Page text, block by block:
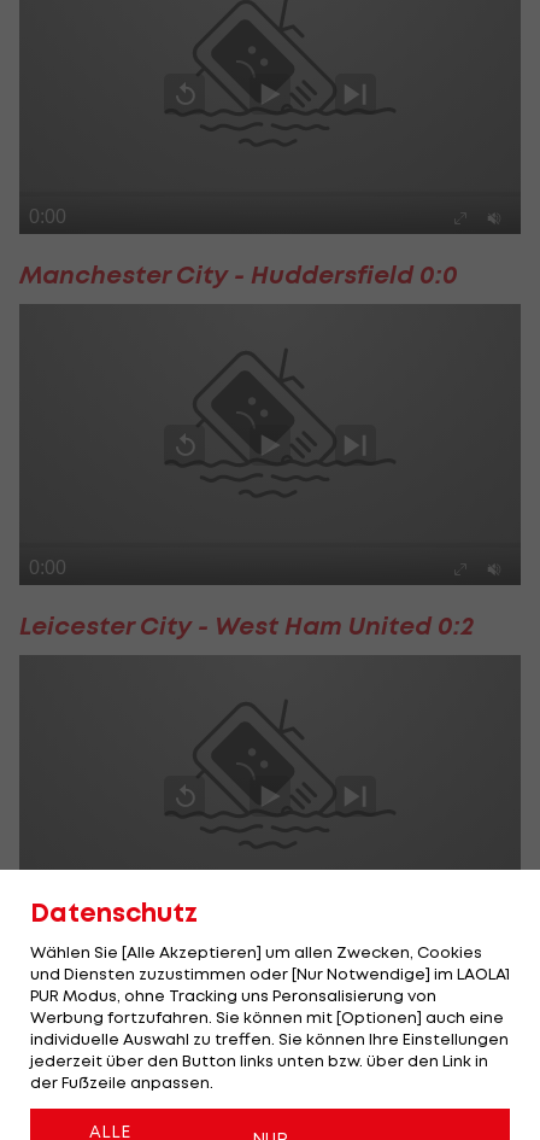
Manchester City - Huddersfield 0:0
Leicester City - West Ham United 0:2
FC Brighton & Hove Albion - Manchester
United 1:0
Datenschutz
Wählen Sie [Alle Akzeptieren] um allen Zwecken, Cookies
und Diensten zuzustimmen oder [Nur Notwendige] im LAOLA1
PUR Modus, ohne Tracking uns Peronsalisierung von
Werbung fortzufahren. Sie können mit [Optionen] auch eine
individuelle Auswahl zu treffen. Sie können Ihre Einstellungen
jederzeit über den Button links unten bzw. über den Link in
der Fußzeile anpassen.
ALLE